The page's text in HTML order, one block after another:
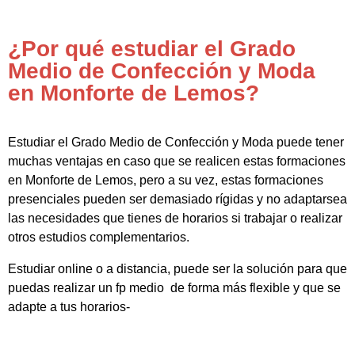
¿Por qué estudiar el Grado
Medio de Confección y Moda
en Monforte de Lemos?
Estudiar el Grado Medio de Confección y Moda puede tener
muchas ventajas en caso que se realicen estas formaciones
en Monforte de Lemos, pero a su vez, estas formaciones
presenciales pueden ser demasiado rígidas y no adaptarsea
las necesidades que tienes de horarios si trabajar o realizar
otros estudios complementarios.
Estudiar online o a distancia, puede ser la solución para que
puedas realizar un fp medio de forma más flexible y que se
adapte a tus horarios-